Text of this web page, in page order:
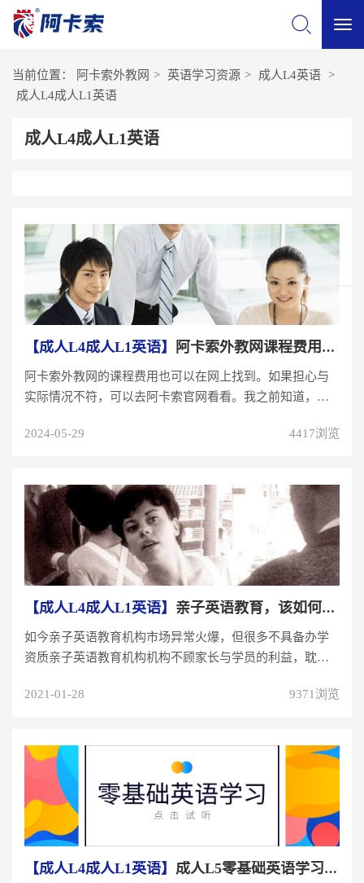
当前位置： 阿卡索外教网 > 英语学习资源 > 成人L4英语 >
成人L4成人L1英语
成人L4成人L1英语
【成人L4成人L1英语】 阿卡索外教网课程费用如何?阿卡索外教网可靠吗?
阿卡索外教网的课程费用也可以在网上找到。如果担心与
实际情况不符，可以去阿卡索官网看看。我之前知道，好
2024-05-29
4417浏览
【成人L4成人L1英语】 亲子英语教育，该如何一家合适的亲子英语教育机构？
如今亲子英语教育机构市场异常火爆，但很多不具备办学
资质亲子英语教育机构机构不顾家长与学员的利益，耽误
2021-01-28
9371浏览
【成人L4成人L1英语】 成人L5零基础英语学习：爸妈的英语也不好如何亲子...